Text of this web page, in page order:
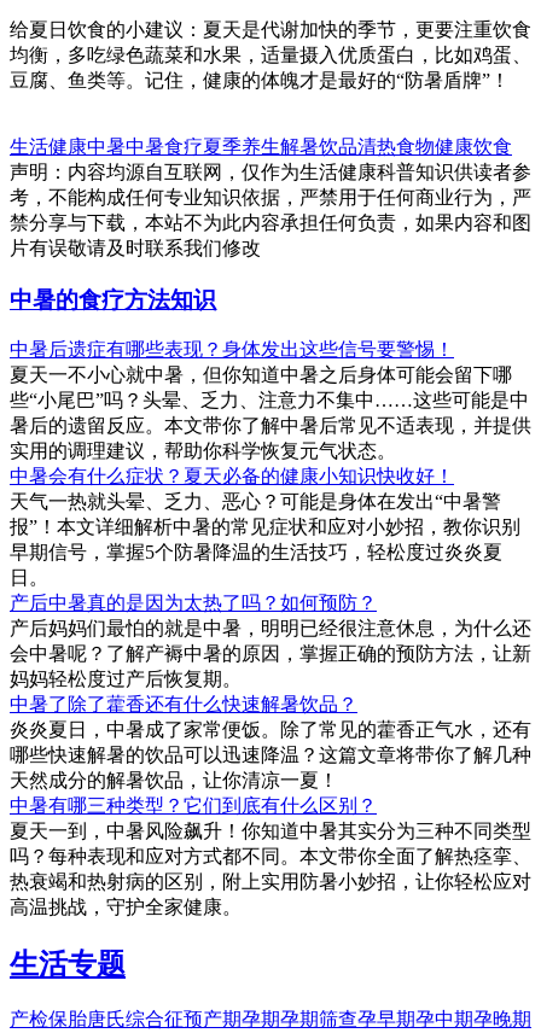
给夏日饮食的小建议：夏天是代谢加快的季节，更要注重饮食
均衡，多吃绿色蔬菜和水果，适量摄入优质蛋白，比如鸡蛋、
豆腐、鱼类等。记住，健康的体魄才是最好的“防暑盾牌”！
生活健康中暑中暑食疗夏季养生解暑饮品清热食物健康饮食
声明：内容均源自互联网，仅作为生活健康科普知识供读者参
考，不能构成任何专业知识依据，严禁用于任何商业行为，严
禁分享与下载，本站不为此内容承担任何负责，如果内容和图
片有误敬请及时联系我们修改
中暑的食疗方法知识
中暑后遗症有哪些表现？身体发出这些信号要警惕！
夏天一不小心就中暑，但你知道中暑之后身体可能会留下哪
些“小尾巴”吗？头晕、乏力、注意力不集中……这些可能是中
暑后的遗留反应。本文带你了解中暑后常见不适表现，并提供
实用的调理建议，帮助你科学恢复元气状态。
中暑会有什么症状？夏天必备的健康小知识快收好！
天气一热就头晕、乏力、恶心？可能是身体在发出“中暑警
报”！本文详细解析中暑的常见症状和应对小妙招，教你识别
早期信号，掌握5个防暑降温的生活技巧，轻松度过炎炎夏
日。
产后中暑真的是因为太热了吗？如何预防？
产后妈妈们最怕的就是中暑，明明已经很注意休息，为什么还
会中暑呢？了解产褥中暑的原因，掌握正确的预防方法，让新
妈妈轻松度过产后恢复期。
中暑了除了藿香还有什么快速解暑饮品？
炎炎夏日，中暑成了家常便饭。除了常见的藿香正气水，还有
哪些快速解暑的饮品可以迅速降温？这篇文章将带你了解几种
天然成分的解暑饮品，让你清凉一夏！
中暑有哪三种类型？它们到底有什么区别？
夏天一到，中暑风险飙升！你知道中暑其实分为三种不同类型
吗？每种表现和应对方式都不同。本文带你全面了解热痉挛、
热衰竭和热射病的区别，附上实用防暑小妙招，让你轻松应对
高温挑战，守护全家健康。
生活专题
产检保胎唐氏综合征预产期孕期孕期筛查孕早期孕中期孕晚期